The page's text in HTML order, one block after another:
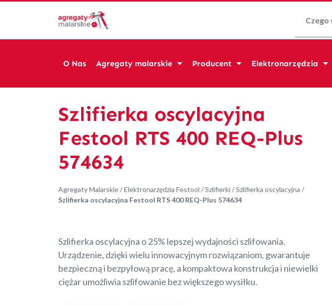
Szukaj:
O Nas Agregaty malarskie Producent Elektronarzędzia
Szlifierka oscylacyjna
Festool RTS 400 REQ-Plus
574634
Agregaty Malarskie/Elektronarzędzia Festool /Szlifierki/Szlifierka oscylacyjna /
Szlifierka oscylacyjna Festool RTS 400 REQ-Plus 574634
Szlifierka oscylacyjna o 25% lepszej wydajności szlifowania.
Urządzenie, dzięki wielu innowacyjnym rozwiązaniom, gwarantuje
bezpieczną i bezpyłową pracę, a kompaktowa konstrukcja i niewielki
ciężar umożliwia szlifowanie bez większego wysiłku.